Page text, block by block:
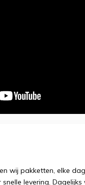
wij pakketten, elke
levering.